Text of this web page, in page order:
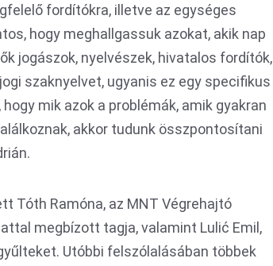
fordítókra, illetve az egységes
hogy meghallgassuk azokat, akik nap
jogászok, nyelvészek, hivatalos fordítók,
szaknyelvet, ugyanis ez egy specifikus
mik azok a problémák, amik gyakran
akkor tudunk összpontosítani
Tóth Ramóna, az MNT Végrehajtó
megbízott tagja, valamint Lulić Emil,
Utóbbi felszólalásában többek